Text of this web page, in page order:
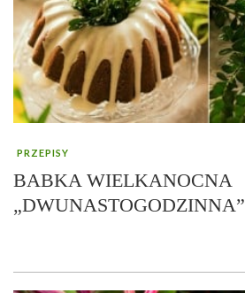
PRZEPISY
BABKA WIELKANOCNA
„DWUNASTOGODZINNA”